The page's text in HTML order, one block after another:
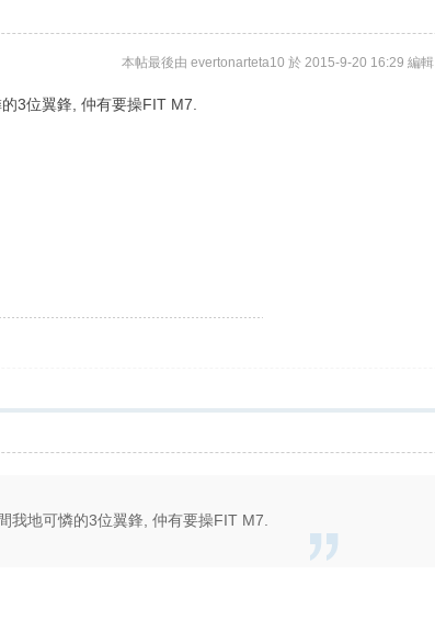
本帖最後由 evertonarteta10 於 2015-9-20 16:29 編輯
3位翼鋒, 仲有要操FIT M7.
我地可憐的3位翼鋒, 仲有要操FIT M7.